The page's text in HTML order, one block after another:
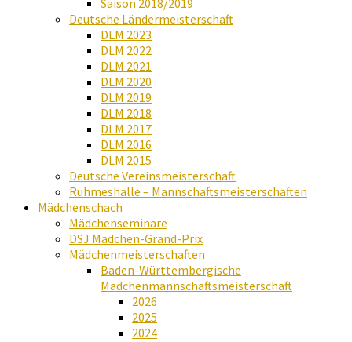
Saison 2018/2019
Deutsche Ländermeisterschaft
DLM 2023
DLM 2022
DLM 2021
DLM 2020
DLM 2019
DLM 2018
DLM 2017
DLM 2016
DLM 2015
Deutsche Vereinsmeisterschaft
Ruhmeshalle – Mannschaftsmeisterschaften
Mädchenschach
Mädchenseminare
DSJ Mädchen-Grand-Prix
Mädchenmeisterschaften
Baden-Württembergische
Mädchenmannschaftsmeisterschaft
2026
2025
2024